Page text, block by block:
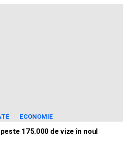
ECONOMIE
175.000 de vize în noul